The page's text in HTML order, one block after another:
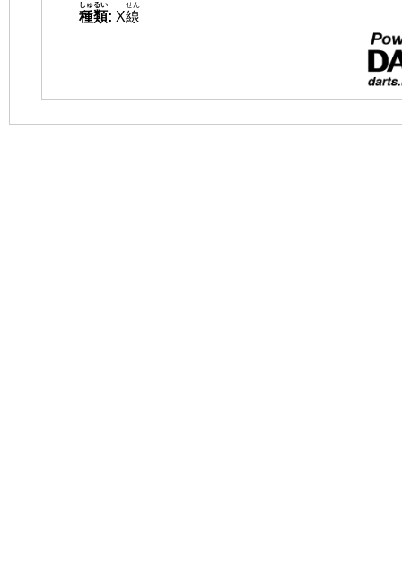
種類
しゅるい
: X線
せん